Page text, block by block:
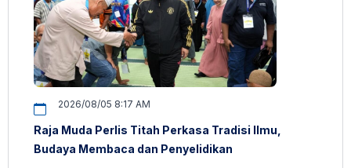
2026/08/05 8:17 AM
Raja Muda Perlis Titah Perkasa Tradisi Ilmu,
Budaya Membaca dan Penyelidikan